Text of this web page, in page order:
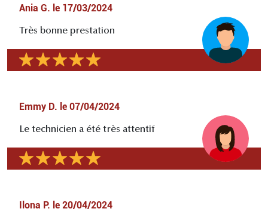
Ania G. le 17/03/2024
Très bonne prestation
Emmy D. le 07/04/2024
Le technicien a été très attentif
Ilona P. le 20/04/2024